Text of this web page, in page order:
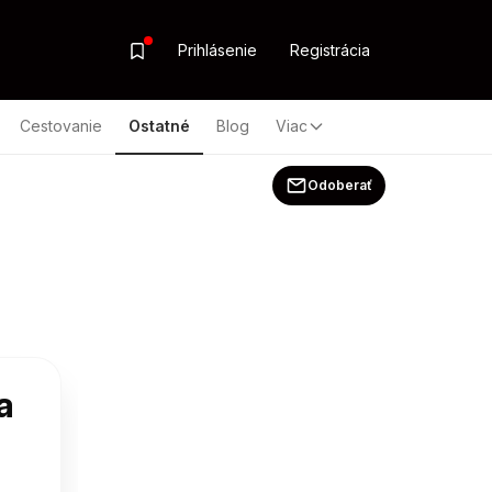
Prihlásenie Registrácia
Cestovanie Ostatné Blog Viac
Odoberať